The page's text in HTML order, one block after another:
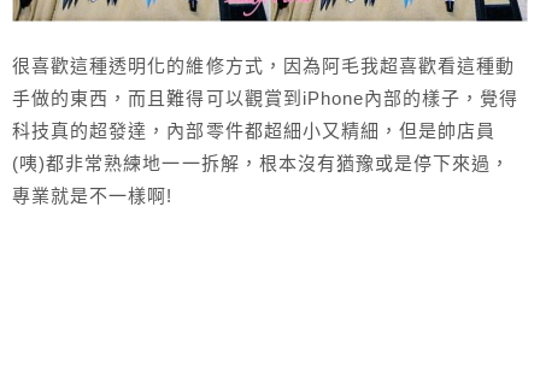
很喜歡這種透明化的維修方式，因為阿毛我超喜歡看這種動
手做的東西，而且難得可以觀賞到iPhone內部的樣子，覺得
科技真的超發達，內部零件都超細小又精細，但是帥店員
(咦)都非常熟練地一一拆解，根本沒有猶豫或是停下來過，
專業就是不一樣啊!